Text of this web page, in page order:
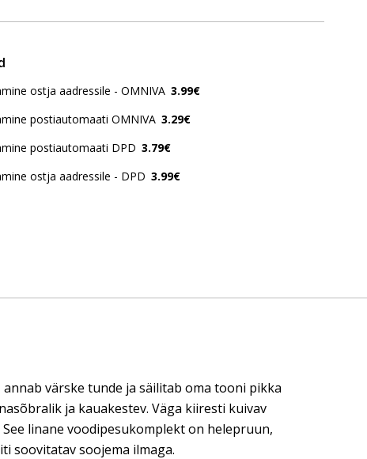
ostja aadressile - OMNIVA 3.99€
postiautomaati OMNIVA 3.29€
postiautomaati DPD 3.79€
ostja aadressile - DPD 3.99€
värske tunde ja säilitab oma tooni pikka
ja kauakestev. Väga kiiresti kuivav
linane voodipesukomplekt on helepruun,
soovitatav soojema ilmaga.